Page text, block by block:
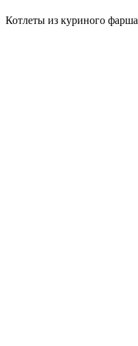
Котлеты из куриного фарша